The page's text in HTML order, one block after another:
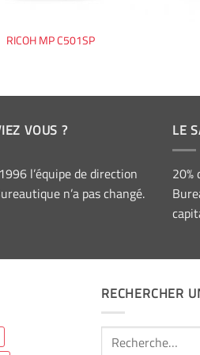
RICOH MP C501SP
VOUS ?
l’équipe de direction
n’a pas changé.
LE
20%
RECHERCHER
Recherche